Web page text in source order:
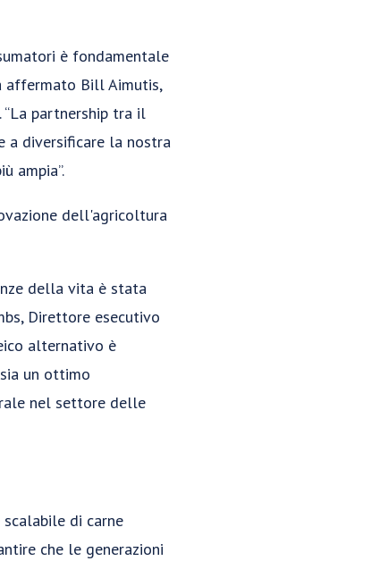
è fondamentale
affermato Bill Aimutis,
partnership tra il
a diversificare la nostra
ampia”.
dell'agricoltura
della vita è stata
Direttore esecutivo
alternativo è
un ottimo
nel settore delle
di carne
che le generazioni